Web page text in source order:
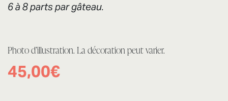
6 à 8 parts par gâteau.
Photo d’illustration. La décoration peut varier.
45,00€